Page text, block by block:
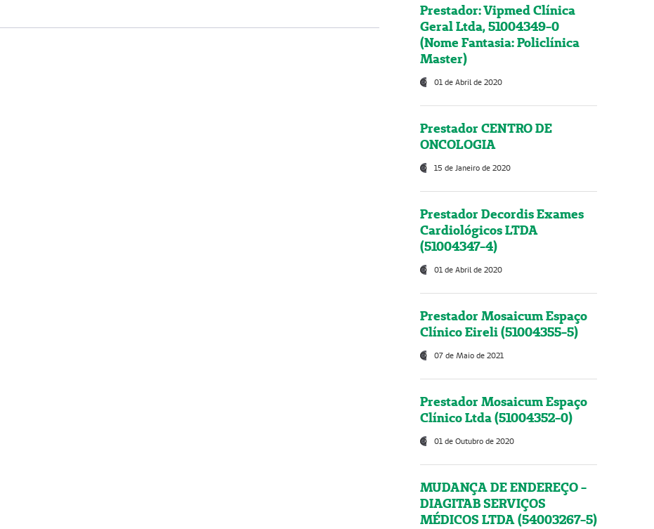
Prestador: Vipmed Clínica
Geral Ltda, 51004349-0
(Nome Fantasia: Policlínica
Master)
01 de Abril de 2020
Prestador CENTRO DE
ONCOLOGIA
15 de Janeiro de 2020
Prestador Decordis Exames
Cardiológicos LTDA
(51004347-4)
01 de Abril de 2020
Prestador Mosaicum Espaço
Clínico Eireli (51004355-5)
07 de Maio de 2021
Prestador Mosaicum Espaço
Clínico Ltda (51004352-0)
01 de Outubro de 2020
MUDANÇA DE ENDEREÇO -
DIAGITAB SERVIÇOS
MÉDICOS LTDA (54003267-5)